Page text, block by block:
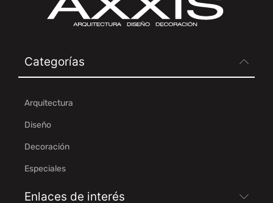
Categorías
Arquitectura
Diseño
Decoración
Especiales
Enlaces de interés